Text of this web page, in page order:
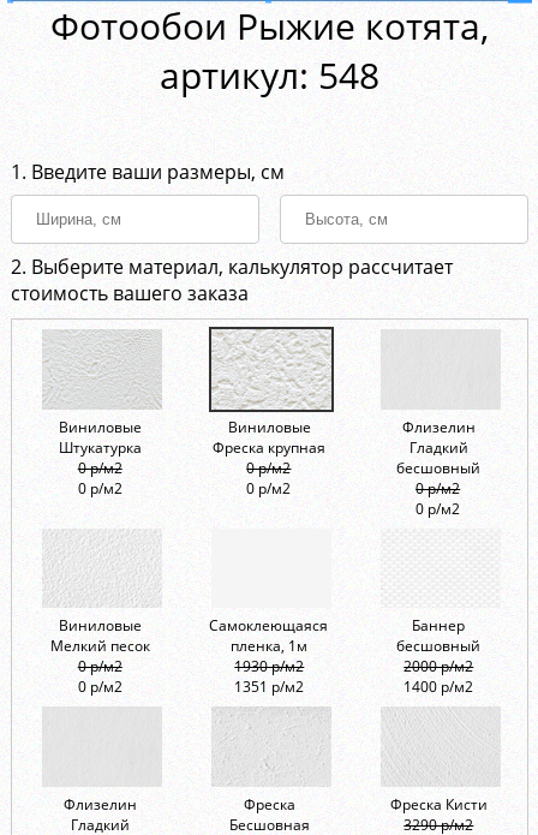
Фотообои Рыжие котята,
aртикул: 548
1. Введите ваши размеры, см
2. Выберите материал, калькулятор рассчитает
стоимость вашего заказа
Виниловые
Штукатурка
0 р/м2
0 р/м2
Виниловые
Фреска крупная
0 р/м2
0 р/м2
Флизелин
Гладкий
бесшовный
0 р/м2
0 р/м2
Виниловые
Мелкий песок
0 р/м2
0 р/м2
Самоклеющаяся
пленка, 1м
1930 р/м2
1351 р/м2
Баннер
бесшовный
2000 р/м2
1400 р/м2
Флизелин
Гладкий
Фреска
Бесшовная
Фреска Кисти
3290 р/м2